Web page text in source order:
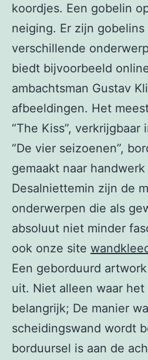
koordjes. Een gobelin
neiging. Er zijn
verschillende
biedt bijvoorbeeld
ambachtsman Gustav
afbeeldingen. Het
“The Kiss”,
“De vier seizoenen”,
gemaakt naar
Desalniettemin zijn de
onderwerpen die als
absoluut niet minder
ook onze site
Een geborduurd
uit. Niet alleen waar
belangrijk; De manier
scheidingswand wordt
borduursel is aan de